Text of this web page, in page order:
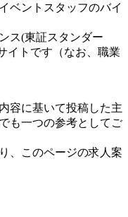
ベントスタッフのバイ
ス(東証スタンダー
イトです（なお、職業
容に基いて投稿した主
も一つの参考としてご
、このページの求人案